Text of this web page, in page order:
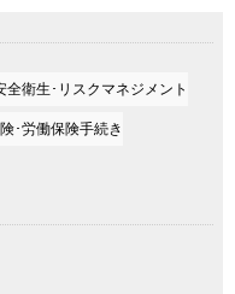
全衛生･リスクマネジメント
･労働保険手続き